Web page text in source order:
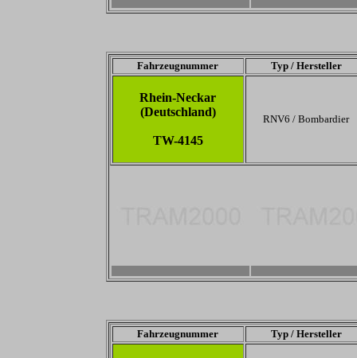
Fahrzeugnummer Typ / Hersteller
Rhein-Neckar
(Deutschland)
TW-4145
RNV6 / Bombardier
Fahrzeugnummer Typ / Hersteller